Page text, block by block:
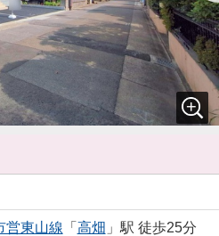
営東山線 「 高畑 」駅 徒歩25分